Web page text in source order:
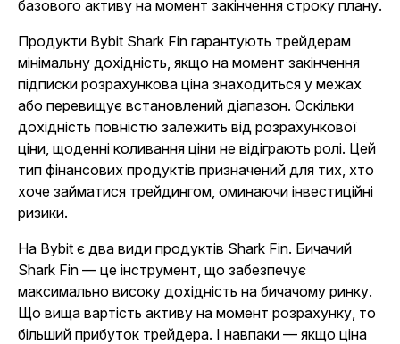
базового активу на момент закінчення строку плану.
Продукти Bybit Shark Fin гарантують трейдерам
мінімальну дохідність, якщо на момент закінчення
підписки розрахункова ціна знаходиться у межах
або перевищує встановлений діапазон. Оскільки
дохідність повністю залежить від розрахункової
ціни, щоденні коливання ціни не відіграють ролі. Цей
тип фінансових продуктів призначений для тих, хто
хоче займатися трейдингом, оминаючи інвестиційні
ризики.
На Bybit є два види продуктів Shark Fin. Бичачий
Shark Fin — це інструмент, що забезпечує
максимально високу дохідність на бичачому ринку.
Що вища вартість активу на момент розрахунку, то
більший прибуток трейдера. І навпаки — якщо ціна